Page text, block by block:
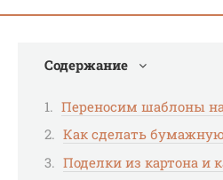
Содержание
Переносим шаблоны
Как сделать
Поделки из картона и